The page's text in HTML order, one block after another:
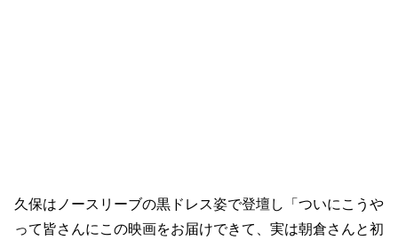
久保はノースリーブの黒ドレス姿で登壇し「ついにこうや
って皆さんにこの映画をお届けできて、実は朝倉さんと初